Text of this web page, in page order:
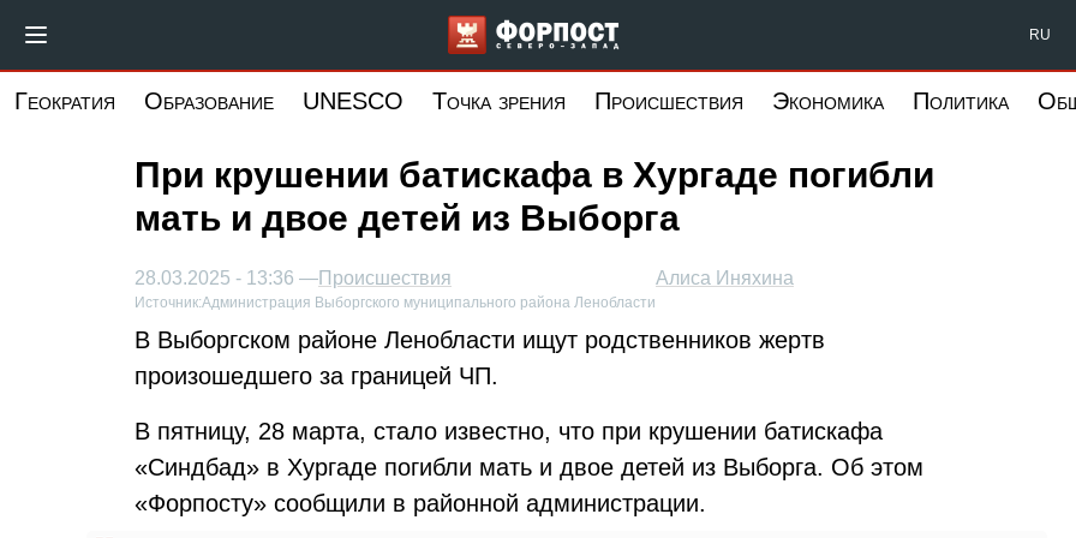
основному
Форпост Северо-Запад RU
Геократия Образование UNESCO Точка зрения Происшествия Экономика Политика
При крушении батискафа в Хургаде погибли
мать и двое детей из Выборга
Алиса Иняхина
28.03.2025 - 13:36 —Происшествия
Источник:Администрация Выборгского муниципального района Ленобласти
В Выборгском районе Ленобласти ищут родственников жертв
произошедшего за границей ЧП.
В пятницу, 28 марта, стало известно, что при крушении батискафа
«Синдбад» в Хургаде погибли мать и двое детей из Выборга. Об этом
«Форпосту» сообщили в районной администрации.